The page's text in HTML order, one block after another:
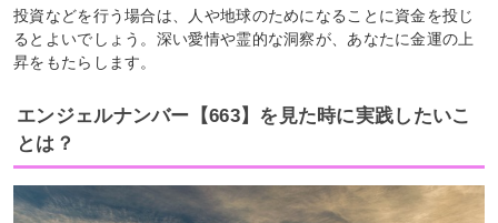
投資などを行う場合は、人や地球のためになることに資金を投じ
るとよいでしょう。深い愛情や霊的な洞察が、あなたに金運の上
昇をもたらします。
エンジェルナンバー【663】を見た時に実践したいこ
とは？